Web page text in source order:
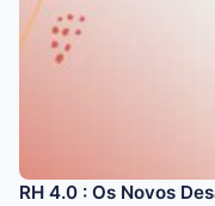
RH 4.0 : Os Novos